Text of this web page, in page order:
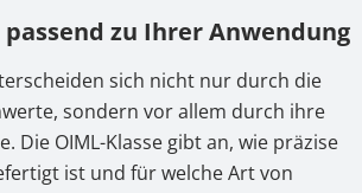
passend zu Ihrer Anwendung
sich nicht nur durch die
sondern vor allem durch ihre
Die OIML-Klasse gibt an, wie präzise
ist und für welche Art von